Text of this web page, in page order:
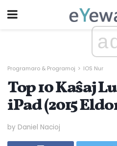
Programaro & Programoj IOS Nur
Top 10 Kaŝaj
iPad (2015
by Daniel Nacioj